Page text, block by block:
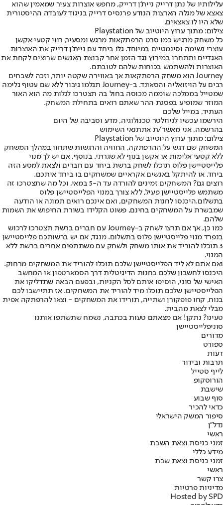
עלילותיו של נתן דרייק ניית'ן דרייק, מחפש אוצרות צעיר שמאמין שהוא
צאצא של מגלה הארצות הנודע פרנסיס דרייק בניגוד לעובדה ההיסטורית
שלא היו לו צאצאים.
צילום: מתוך ערוץ היוטיוב של Playstation
כל משחק מרגיש כמו סרט הרפתקאות מרגש ומסעיר, רווי קטעי אקשן
עוצרי נשימה וסינמטיים במיוחד. גלו ביחד עם ניית'ן דרייק את האוצרות
האגדיים ותתחרו במירוץ נגד הזמן אחר קבוצת האנשים שרוצים לקחת את
האוצרות ולהשתמש בכוחות שלהם לטובתם.
Journey הוא משחק הרפתקאות אך באווירה שקטה יותר, וזכה לשבחים
רבים על הויזואליה והסאונד. ב-Journey תגלמו גיבור ללא שם עטוף גלימה
שמטייל בממלכה שוממה מכוסה בחול בה תצטרכו לגלות מה הוא האור
המוזר שמופיע בפסגת ההר שאתם רואים בתחילת המשחק.
העתיד, במייל שלכם
הירשמו עכשיו לניוזלטר טכנולוגיה, מדע וסביבה של היום
בהרשמה, אני מאשר/ת אתתנאי השימוש
צילום: מתוך ערוץ היוטיוב של Playstation
המשחק שם דגש על ההרפתקה, החוויה והרגשות שתחוו במהלך המשחק
ללא קטעי אלימות או אקשן בנוף לא שגרתי. בנוסף, אם יש לך מנוי
פלייסטיישן פלוס תוכלו לשחק ברשת ביחד עם חברים ולצאת למסע הזה
ביחד, או להיתקל באנשים אקראיים שמשחקים בו ביחד איתכם.
רוצים גם? המשחקים זמינים להורדה עד ה-5 במאי, וכל מה שתצטרכו זה
משתמש פלייסטיישן פעיל, ללא צורך במנוי הפלייסטיישן פלוס
בתשלום.היכנסו לחנות המשחקים, ואם אינכם רואים תמונה או הודעה
שמבשרת על המשחקים בחינם, פשוט הקלידו בשורת החיפוש את השמות
שלהם.
כמו כן, אך אם תרצו לשחק ב-Journey עם חברים ברשת תצטרכו לרכוש
בנפרד מנוי פלייסטיישן פלוס בתשלום. מנגד, אם יש ברשותכם פלייסטיישן
3 תוכלו להוריד את אותו משחק ולשחק עם משתתפים אחרים ברשת ללא
המנוי.
ואם אתם לא ליד הפלייסטיישן שלכם תוכלו להוריד את המשחקים מרחוק.
היכנסו לחשבון שלכם בחנות הדיגיטלית דרך הסמארטפון או המחשב
האישי של סוני, הוסיפו אותם לסל הקניות, ובפעם הבאה שתדליקו את
הפלייסטיישן שלכם תוכלו מיד להוריד את המשחקים. אז תתיישבו לכם
בנוח, קחו פופקורן ושתייה, תורידו את המשחקים - וצאו להרפתקה אפית
מבלי לצאת מהבית.
טעינו? נתקן! אם מצאתם טעות בכתבה, נשמח שתשתפו אותנו
סוניפלייסטיישן
מדורים
ספורט
דעות
תרבות ובידור
לייף סטייל
הורוסקופ
שישבת
סוף שבוע
כדאי להכיר
סיפור המשק הישראלי
נדל"ן
ראשי
זמני כניסת וצאת השבת
מידע כללי
זמני כניסת וצאת שבת
ראשי
צרו קשר
מדיניות פרטיות
Hosted by SPD